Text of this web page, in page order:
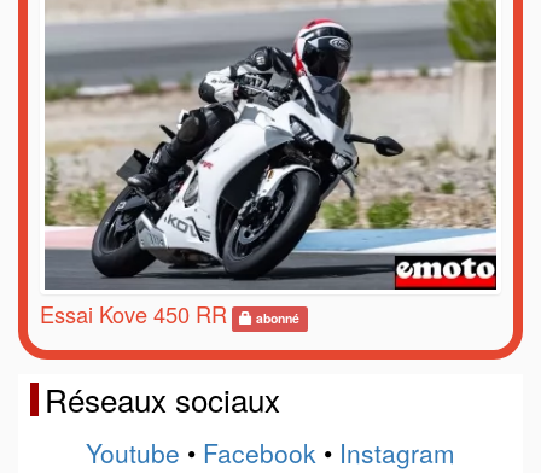
Essai Kove 450 RR abonné
Réseaux sociaux
Youtube • Facebook • Instagram